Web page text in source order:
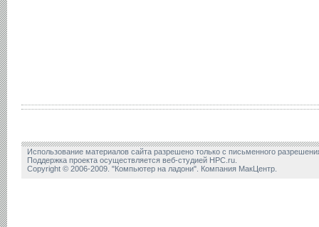
Использование материалов сайта разрешено только с письменного
Поддержка проекта осуществляется веб-студией HPC.ru.
Copyright © 2006-2009. "Компьютер на ладони". Компания МакЦентр.